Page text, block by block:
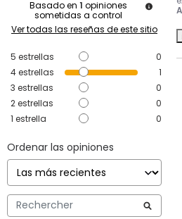
Basado en 1 opiniones
sometidas a control
Ver todas las reseñas de este sitio
5 estrellas
0
4estrellas
1
3 estrellas
0
2estrellas
0
1 estrella 0
Ordenar las opiniones